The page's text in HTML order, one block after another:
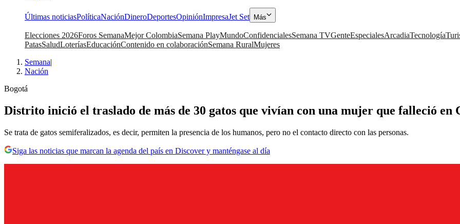
Últimas noticiasPolíticaNaciónDineroDeportesOpiniónImpresaJet Set Más
Elecciones 2026Foros SemanaMejor ColombiaSemana PlayMundoConfidencialesSemana TVGenteEspecialesArcadiaTecnología
PatasSaludLoteríasEducaciónContenido en colaboraciónSemana RuralMujeres
Semana|
Nación
Bogotá
Distrito inició el traslado de más de 30 gatos que vivían con una mujer que falleció en
Se trata de gatos semiferalizados, es decir, permiten la presencia de los humanos, pero no el contacto directo con las personas.
Siga las noticias que marcan la agenda del país en Discover y manténgase al día